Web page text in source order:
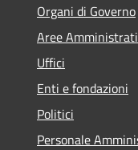
Organi di Governo
Aree
Uffici
Enti e fondazioni
Politici
Personale